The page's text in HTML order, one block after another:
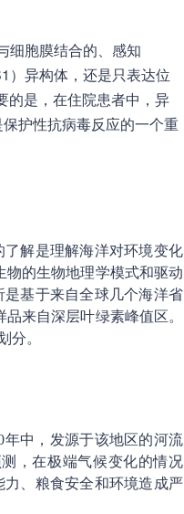
细胞膜结合的、感知
）异构体，还是只表达位
的是，在住院患者中，异
护性抗病毒反应的一个重
解是理解海洋对环境变化
物的生物地理学模式和驱动
基于来自全球几个海洋省
来自深层叶绿素峰值区。
分。
中，发源于该地区的河流
，在极端气候变化的情况
、粮食安全和环境造成严